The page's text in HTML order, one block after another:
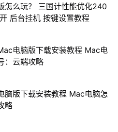
怎么玩？ 三国计性能优化240
后台挂机 按键设置教程
电脑版下载安装教程 Mac电
：云端攻略
脑版下载安装教程 Mac电脑怎
略